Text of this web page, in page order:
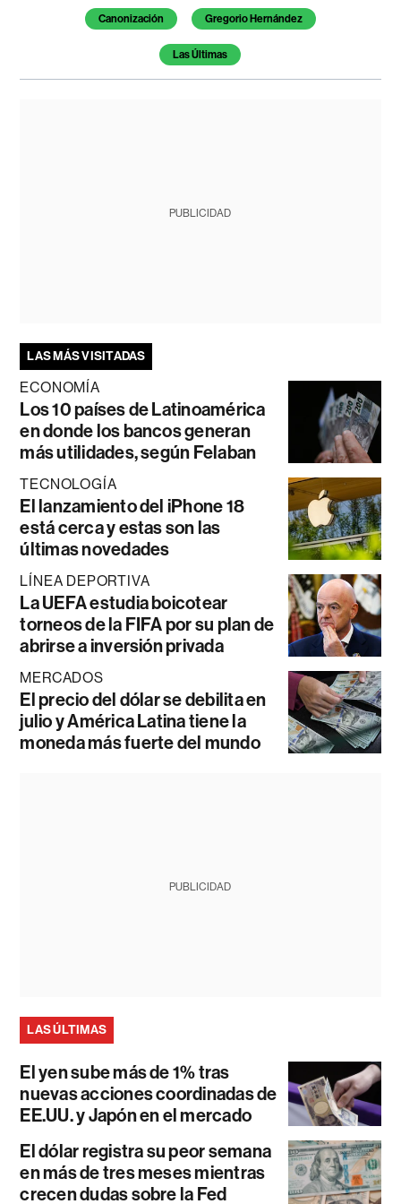
Canonización Gregorio Hernández
Las Últimas
PUBLICIDAD
LAS MÁS VISITADAS
ECONOMÍA
Los 10 países de Latinoamérica
en donde los bancos generan
más utilidades, según Felaban
TECNOLOGÍA
El lanzamiento del iPhone 18
está cerca y estas son las
últimas novedades
LÍNEA DEPORTIVA
La UEFA estudia boicotear
torneos de la FIFA por su plan de
abrirse a inversión privada
MERCADOS
El precio del dólar se debilita en
julio y América Latina tiene la
moneda más fuerte del mundo
PUBLICIDAD
LAS ÚLTIMAS
El yen sube más de 1% tras
nuevas acciones coordinadas de
EE.UU. y Japón en el mercado
El dólar registra su peor semana
en más de tres meses mientras
crecen dudas sobre la Fed